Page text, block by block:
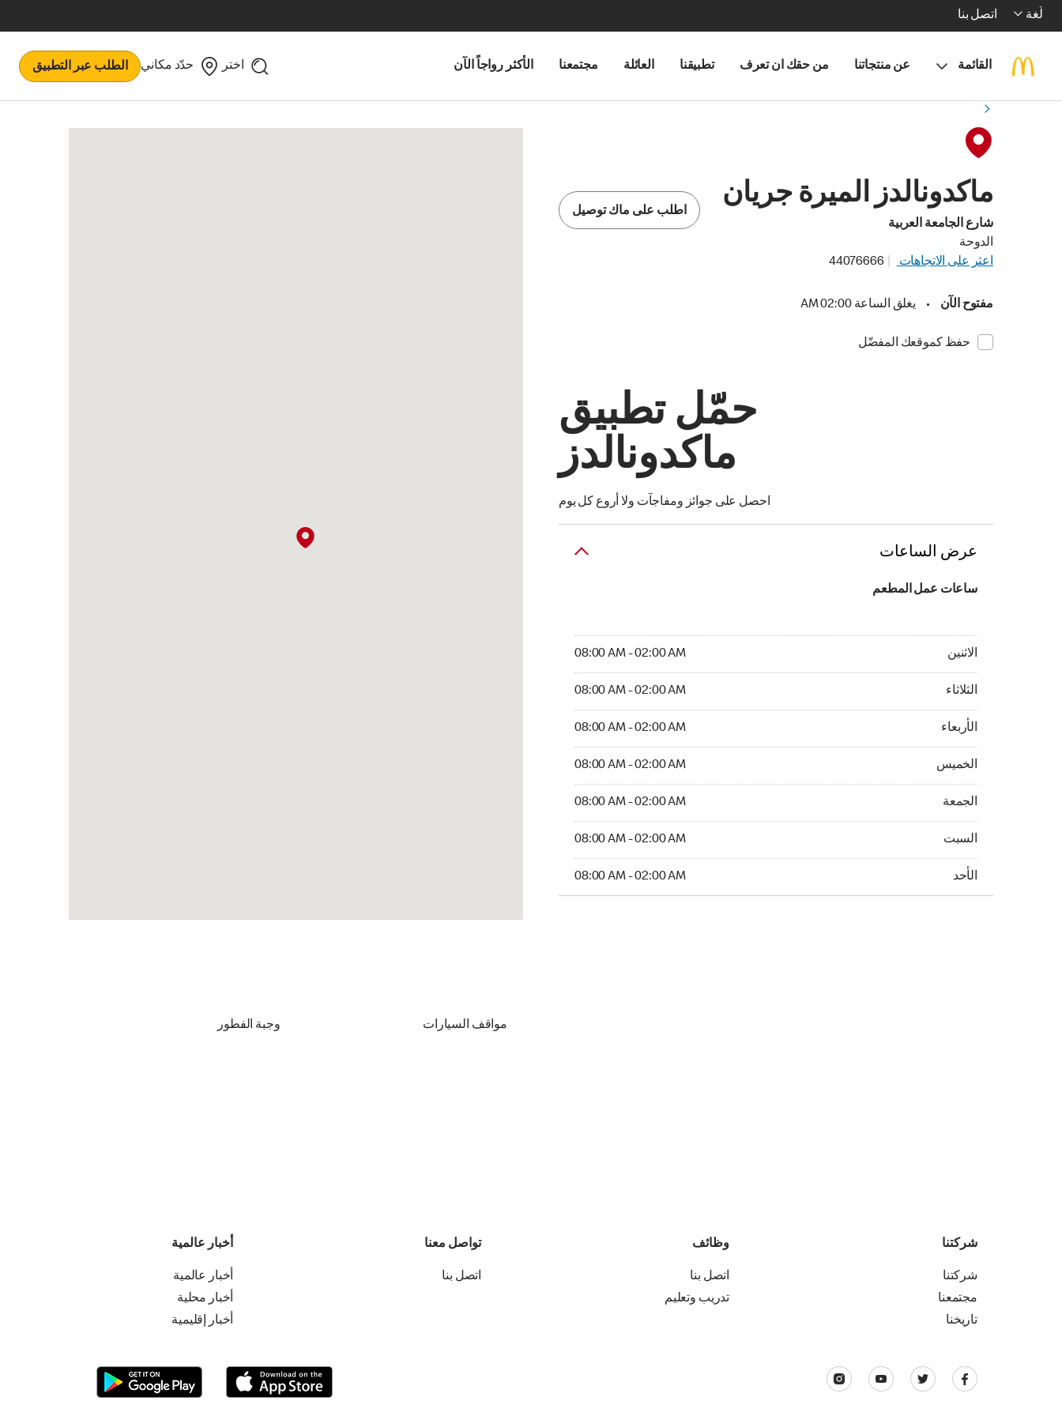
لُغة اتصل بنا
القائمة عن منتجاتنا من حقك ان تعرف تطبيقنا العائلة مجتمعنا الأكثر رواجاً الآن اختر حدّد مكاني الطلب عبر التطبيق
ماكدونالدز الميرة جريان
شارع الجامعة العربية
الدوحة
اعثر على الاتجاهات
44076666
مفتوح الآن • يغلق الساعة 02:00 AM
حفظ كموقعك المفضّل
اطلب على ماك توصيل
حمّل تطبيق
ماكدونالدز
احصل على جوائز ومفاجآت ولا أروع كل يوم
عرض الساعات
ساعات عمل المطعم
الاثنين 08:00 AM - 02:00 AM
الاثنين 08:00 AM - 02:00 AM
الثلاثاء 08:00 AM - 02:00 AM
الثلاثاء 08:00 AM - 02:00 AM
الأربعاء 08:00 AM - 02:00 AM
الأربعاء 08:00 AM - 02:00 AM
الخميس 08:00 AM - 02:00 AM
الخميس 08:00 AM - 02:00 AM
الجمعة 08:00 AM - 02:00 AM
الجمعة 08:00 AM - 02:00 AM
السبت 08:00 AM - 02:00 AM
السبت 08:00 AM - 02:00 AM
الأحد 08:00 AM - 02:00 AM
الأحد 08:00 AM - 02:00 AM
مواقف السيارات وجبة الفطور
شركتنا
شركتنا
مجتمعنا
تاريخنا
وظائف
اتصل بنا
تدريب وتعليم
تواصل معنا
اتصل بنا
أخبار عالمية
أخبار عالمية
أخبار محلية
أخبار إقليمية